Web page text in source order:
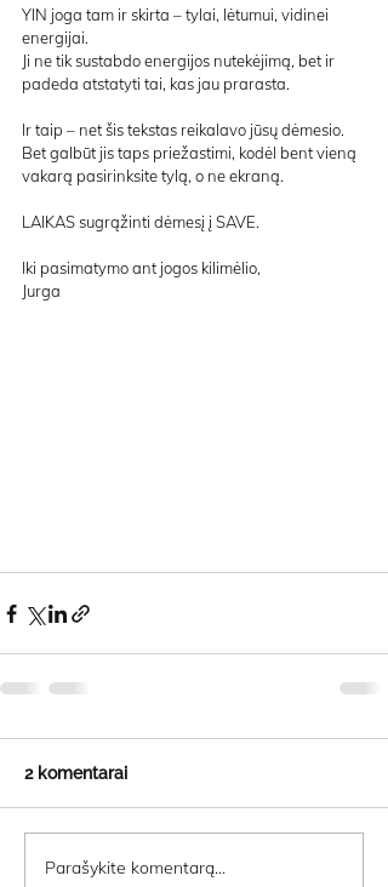
YIN joga tam ir skirta – tylai, lėtumui, vidinei
energijai.
Ji ne tik sustabdo energijos nutekėjimą, bet ir
padeda atstatyti tai, kas jau prarasta.
Ir taip – net šis tekstas reikalavo jūsų dėmesio.
Bet galbūt jis taps priežastimi, kodėl bent vieną
vakarą pasirinksite tylą, o ne ekraną.
LAIKAS sugrąžinti dėmesį į SAVE.
Iki pasimatymo ant jogos kilimėlio,
Jurga
2 komentarai
Parašykite komentarą...